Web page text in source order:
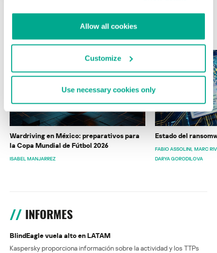
Allow all cookies
Customize
Use necessary cookies only
ÚLTIMAS PUBLICACIONES
Wardriving en México: preparativos para
la Copa Mundial de Fútbol 2026
ISABEL MANJARREZ
Estado del
FABIO ASSOLINI MARC
DARYA GORODILOVA
INFORMES
BlindEagle vuela alto en LATAM
Kaspersky proporciona información sobre la actividad y los TTPs